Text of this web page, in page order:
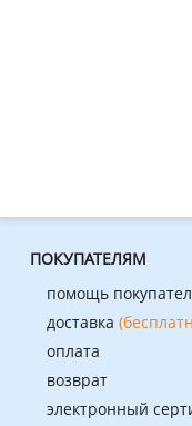
ПОКУПАТЕЛЯМ
помощь
доставка
оплата
возврат
электронный